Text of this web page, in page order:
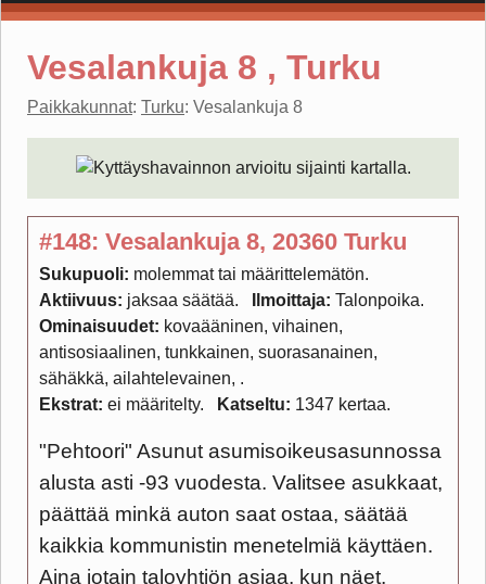
Vesalankuja 8 , Turku
Paikkakunnat: Turku: Vesalankuja 8
#148: Vesalankuja 8, 20360 Turku
Sukupuoli: molemmat tai määrittelemätön
Aktiivuus: jaksaa säätää Ilmoittaja: Talonpoika
Ominaisuudet: kovaääninen, vihainen,
antisosiaalinen, tunkkainen, suorasanainen,
sähäkkä, ailahtelevainen,
Ekstrat: ei määritelty Katseltu: 1347 kertaa
"Pehtoori" Asunut asumisoikeusasunnossa
alusta asti -93 vuodesta. Valitsee asukkaat,
päättää minkä auton saat ostaa, säätää
kaikkia kommunistin menetelmiä käyttäen.
Aina jotain taloyhtiön asiaa, kun näet.